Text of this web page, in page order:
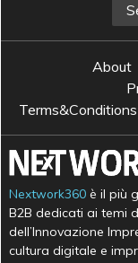
About
Nextwork360 è il più
B2B dedicati ai temi
dell’Innovazione
cultura digitale e